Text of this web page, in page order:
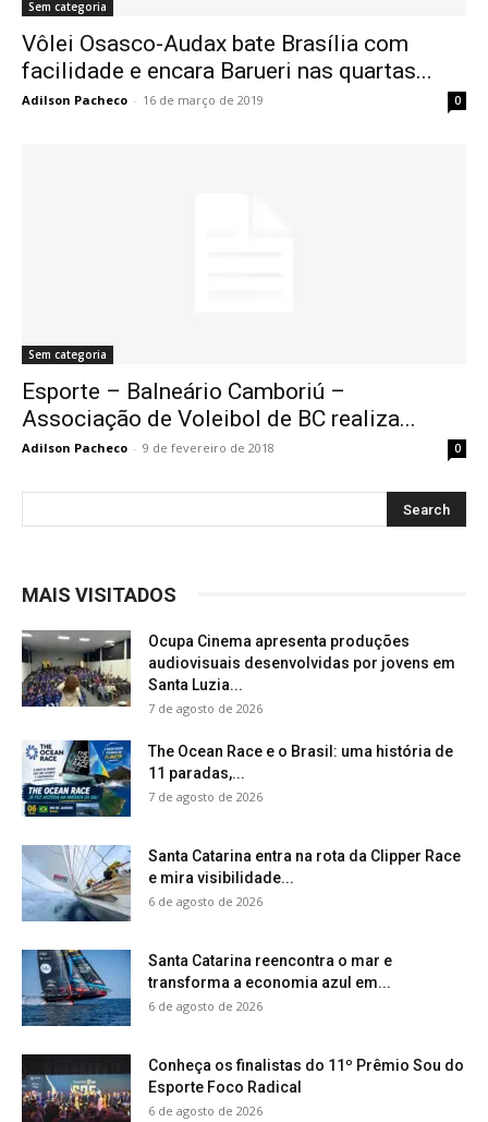
Sem categoria
Vôlei Osasco-Audax bate Brasília com
facilidade e encara Barueri nas quartas...
Adilson Pacheco - 16 de março de 2019 0
Sem categoria
Esporte – Balneário Camboriú –
Associação de Voleibol de BC realiza...
Adilson Pacheco - 9 de fevereiro de 2018 0
MAIS VISITADOS
Ocupa Cinema apresenta produções
audiovisuais desenvolvidas por jovens em
Santa Luzia...
7 de agosto de 2026
The Ocean Race e o Brasil: uma história de
11 paradas,...
7 de agosto de 2026
Santa Catarina entra na rota da Clipper Race
e mira visibilidade...
6 de agosto de 2026
Santa Catarina reencontra o mar e
transforma a economia azul em...
6 de agosto de 2026
Conheça os finalistas do 11º Prêmio Sou do
Esporte Foco Radical
6 de agosto de 2026